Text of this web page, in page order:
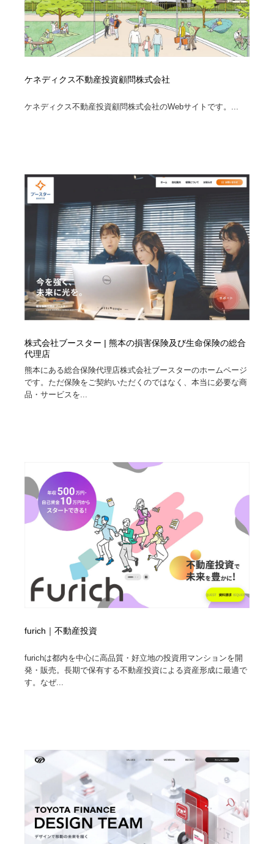
ケネディクス不動産投資顧問株式会社
ケネディクス不動産投資顧問株式会社のWebサイトです。...
株式会社ブースター | 熊本の損害保険及び生命保険の総合
代理店
熊本にある総合保険代理店株式会社ブースターのホームページ
です。ただ保険をご契約いただくのではなく、本当に必要な商
品・サービスを...
furich｜不動産投資
furichは都内を中心に高品質・好立地の投資用マンションを開
発・販売。長期で保有する不動産投資による資産形成に最適で
す。なぜ...